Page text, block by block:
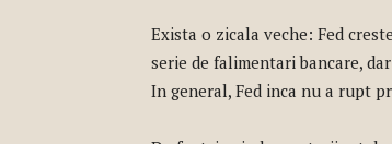
Exista o zicala veche: Fed
serie de falimentari bancare,
In general, Fed inca nu a rupt